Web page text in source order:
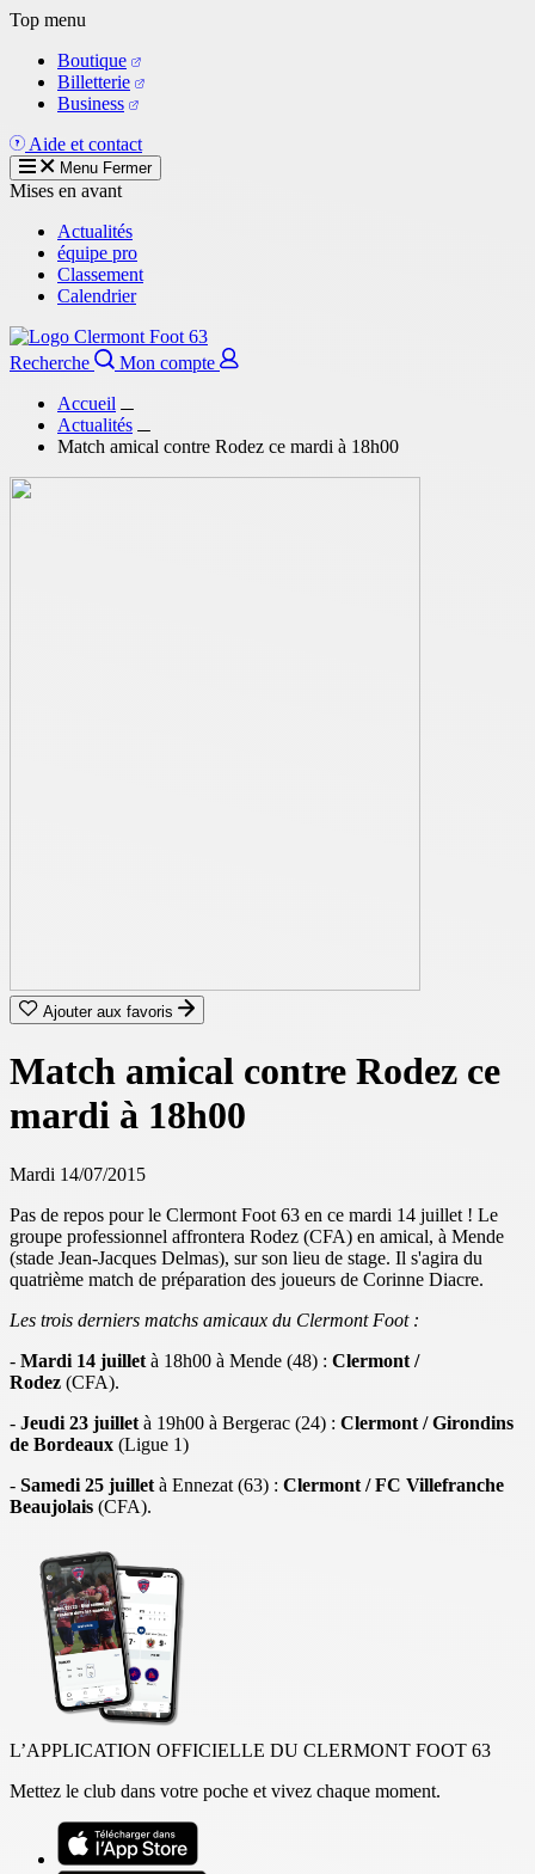
Aller
contenu
principal
Top menu
Boutique
Billetterie
Business
Aide et contact
Menu Fermer
Mises en avant
Actualités
équipe pro
Classement
Calendrier
Recherche
Mon compte
Accueil
Actualités
Match amical contre Rodez ce mardi à 18h00
Ajouter aux favoris
Match amical contre Rodez ce
mardi à 18h00
Mardi 14/07/2015
Pas de repos pour le Clermont Foot 63 en ce mardi 14 juillet ! Le
groupe professionnel affrontera Rodez (CFA) en amical, à Mende
(stade Jean-Jacques Delmas), sur son lieu de stage. Il s'agira du
quatrième match de préparation des joueurs de Corinne Diacre.
Les trois derniers matchs amicaux du Clermont Foot :
- Mardi 14 juillet à 18h00 à Mende (48) : Clermont /
Rodez (CFA).
- Jeudi 23 juillet à 19h00 à Bergerac (24) : Clermont / Girondins
de Bordeaux (Ligue 1)
- Samedi 25 juillet à Ennezat (63) : Clermont / FC Villefranche
Beaujolais (CFA).
L’APPLICATION OFFICIELLE DU CLERMONT FOOT 63
Mettez le club dans votre poche et vivez chaque moment.